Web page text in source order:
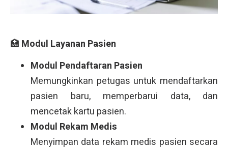
🏥 Modul Layanan Pasien
Modul Pendaftaran Pasien
Memungkinkan petugas untuk mendaftarkan
pasien baru, memperbarui data, dan
mencetak kartu pasien.
Modul Rekam Medis
Menyimpan data rekam medis pasien secara